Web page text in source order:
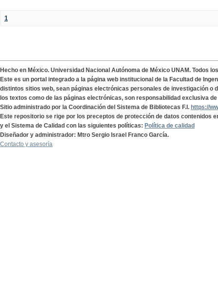
1
Hecho en México. Universidad Nacional Autónoma de México UNAM. Todos
Este es un portal integrado a la página web institucional de la Facultad de
distintos sitios web, sean páginas electrónicas personales de investigación o
los textos como de las páginas electrónicas, son responsabilidad exclusiva
Sitio administrado por la Coordinación del Sistema de Bibliotecas F.I. https://
Este repositorio se rige por los preceptos de protección de datos contenidos
y el Sistema de Calidad con las siguientes políticas: Política de calidad
Diseñador y administrador: Mtro Sergio Israel Franco García.
Contacto y asesoría